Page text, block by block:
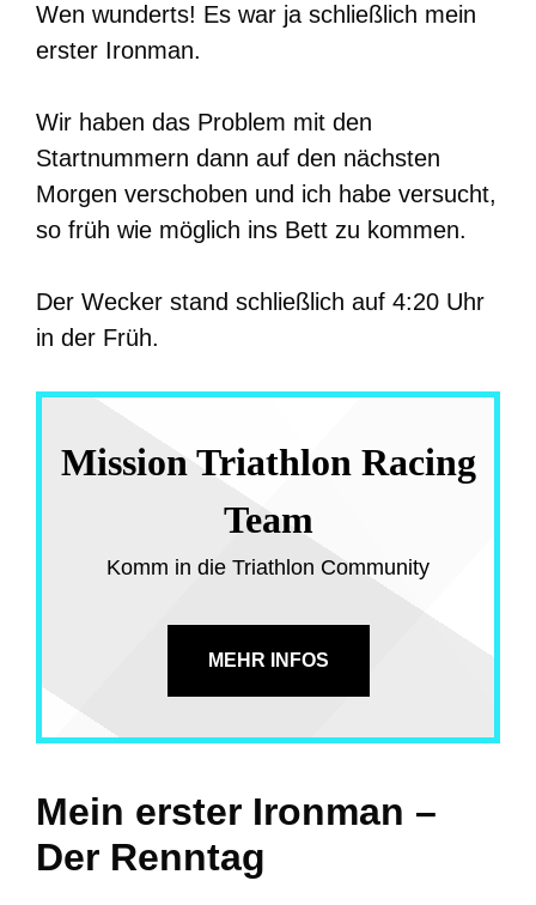
Wen wunderts! Es war ja schließlich mein
erster Ironman.
Wir haben das Problem mit den
Startnummern dann auf den nächsten
Morgen verschoben und ich habe versucht,
so früh wie möglich ins Bett zu kommen.
Der Wecker stand schließlich auf 4:20 Uhr
in der Früh.
Mission Triathlon Racing
Team
Komm in die Triathlon Community
MEHR INFOS
Mein erster Ironman –
Der Renntag